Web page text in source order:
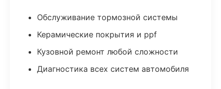
Обслуживание тормозной системы
Керамические покрытия и ppf
Кузовной ремонт любой сложности
Диагностика всех систем автомобиля